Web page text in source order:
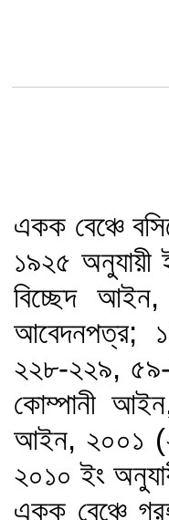
একক বেঞ্চে
১৯২৫ অনুযায়ী
বিচ্ছেদ
আবেদনপত্র;
২২৮-২২৯, ৫৯-
কোম্পানী
আইন, ২০০১
২০১০ ইং
একক বেঞ্চে